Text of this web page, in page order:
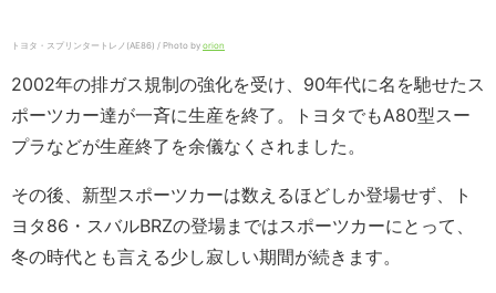
トヨタ・スプリンタートレノ(AE86) / Photo by orion
2002年の排ガス規制の強化を受け、90年代に名を馳せたス
ポーツカー達が一斉に生産を終了。トヨタでもA80型スー
プラなどが生産終了を余儀なくされました。
その後、新型スポーツカーは数えるほどしか登場せず、ト
ヨタ86・スバルBRZの登場まではスポーツカーにとって、
冬の時代とも言える少し寂しい期間が続きます。